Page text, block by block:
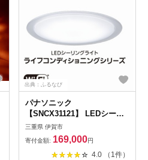
出典：ふるなび
パナソニック
【SNCX31121】 LEDシーリ
ング ライフコンディショニン
グシリーズ（丸型 8畳用）
【senk0009】
三重県 伊賀市
寄付金額: 169,000円
4.0 （1件）